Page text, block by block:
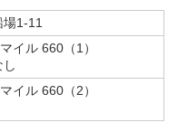
1-11
イル 660（1）
イル 660（2）